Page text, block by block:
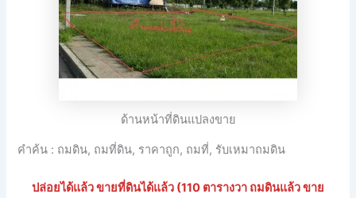
ด้านหน้าที่ดินแปลงขาย
คำค้น : ถมดิน, ถมที่ดิน, ราคาถูก, ถมที่, รับเหมาถมดิน
ปล่อยได้แล้ว ขายที่ดินได้แล้ว (110 ตารางวา ถมดินแล้ว ขาย